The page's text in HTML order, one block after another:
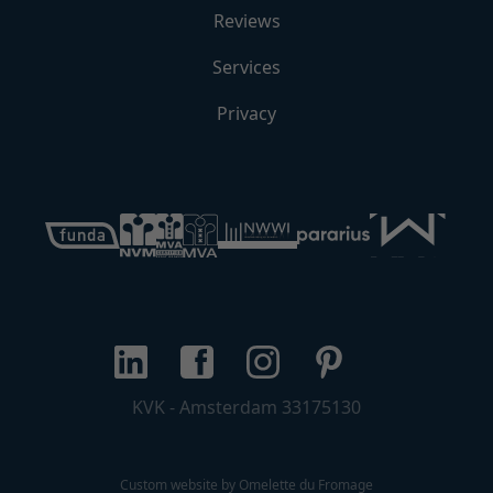
Reviews
Services
Privacy
KVK - Amsterdam 33175130
Custom website by Omelette du Fromage